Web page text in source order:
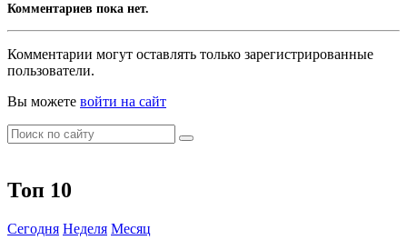
Комментариев пока нет.
Комментарии могут оставлять только зарегистрированные
пользователи.
Вы можете войти на сайт
Топ 10
Сегодня Неделя Месяц